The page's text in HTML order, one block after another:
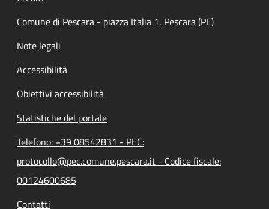
Comune di Pescara - piazza Italia 1, Pescara (PE)
Note legali
Accessibilità
Obiettivi accessibilità
Statistiche del portale
Telefono: +39 08542831 - PEC:
protocollo@pec.comune.pescara.it - Codice fiscale:
00124600685
Contatti